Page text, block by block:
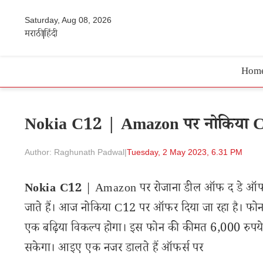
Saturday, Aug 08, 2026
मराठीहिंदी
Nokia C12 | Amazon पर नोकिया
Author: Raghunath Padwal|Tuesday, 2 May 2023, 6.31 PM
Nokia C12 | Amazon पर रोजाना डील ऑफ द डे
जाते हैं। आज नोकिया C12 पर ऑफर दिया जा रहा है।
एक बढ़िया विकल्प होगा। इस फोन की कीमत 6,000
सकेगा। आइए एक नजर डालते हैं ऑफर्स पर